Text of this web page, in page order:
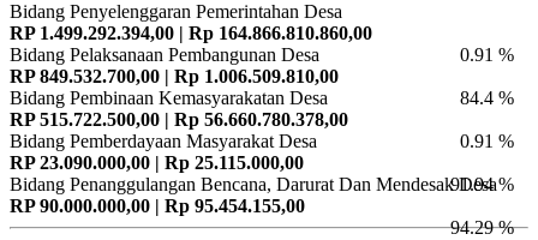
Bidang Penyelenggaran Pemerintahan Desa
RP 1.499.292.394,00 | Rp 164.866.810.860,00
0.91 %
Bidang Pelaksanaan Pembangunan Desa
RP 849.532.700,00 | Rp 1.006.509.810,00
84.4 %
Bidang Pembinaan Kemasyarakatan Desa
RP 515.722.500,00 | Rp 56.660.780.378,00
0.91 %
Bidang Pemberdayaan Masyarakat Desa
RP 23.090.000,00 | Rp 25.115.000,00
91.94 %
Bidang Penanggulangan Bencana, Darurat Dan Mendesak Desa
RP 90.000.000,00 | Rp 95.454.155,00
94.29 %